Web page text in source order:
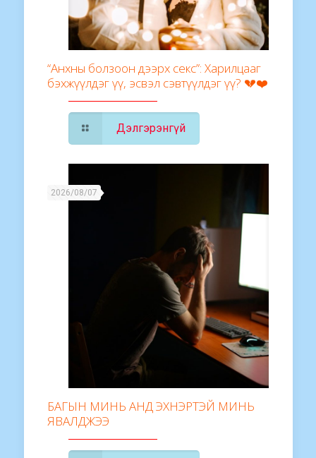
“Анхны болзоон дээрх секс”: Харилцааг
бэхжүүлдэг үү, эсвэл сэвтүүлдэг үү? 💔❤️
Дэлгэрэнгүй
2026/08/07
БАГЫН МИНЬ АНД ЭХНЭРТЭЙ МИНЬ
ЯВАЛДЖЭЭ